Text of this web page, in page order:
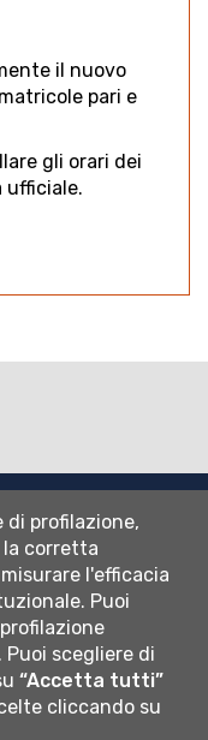
il nuovo
pari e
gli orari dei
profilazione,
la corretta
l'efficacia
Puoi
. Puoi scegliere di
“Accetta tutti”
cliccando su